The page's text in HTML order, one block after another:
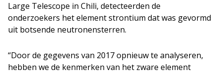
Large Telescope in Chili, detecteerden de
onderzoekers het element strontium dat was gevormd
uit botsende neutronensterren.
“Door de gegevens van 2017 opnieuw te analyseren,
hebben we de kenmerken van het zware element